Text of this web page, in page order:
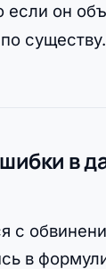
если он
существу.
в
с
в